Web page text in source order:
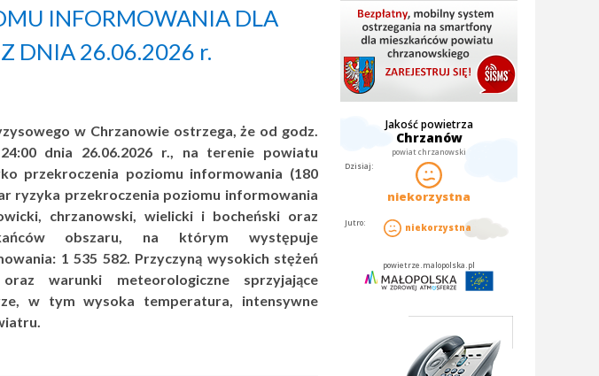
INFORMOWANIA DLA
DNIA 26.06.2026 r.
w Chrzanowie ostrzega, że od godz.
dnia 26.06.2026 r., na terenie powiatu
przekroczenia poziomu informowania (180
ryzyka przekroczenia poziomu informowania
chrzanowski, wielicki i bocheński oraz
obszaru, na którym występuje
1 535 582. Przyczyną wysokich stężeń
warunki meteorologiczne sprzyjające
w tym wysoka temperatura, intensywne